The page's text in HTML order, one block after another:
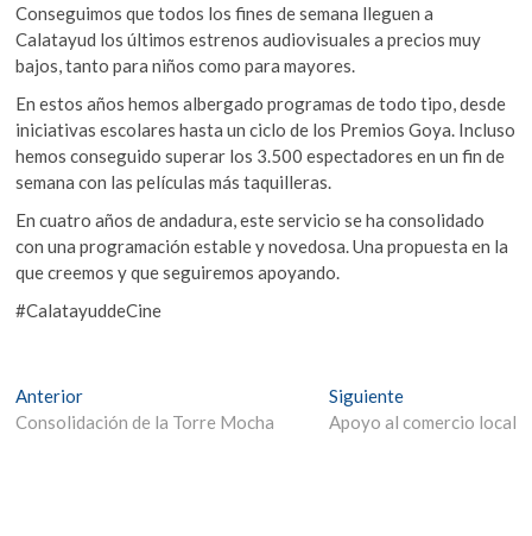
Conseguimos que todos los fines de semana lleguen a
Calatayud los últimos estrenos audiovisuales a precios muy
bajos, tanto para niños como para mayores.
En estos años hemos albergado programas de todo tipo, desde
iniciativas escolares hasta un ciclo de los Premios Goya. Incluso
hemos conseguido superar los 3.500 espectadores en un fin de
semana con las películas más taquilleras.
En cuatro años de andadura, este servicio se ha consolidado
con una programación estable y novedosa. Una propuesta en la
que creemos y que seguiremos apoyando.
#CalatayuddeCine
Navegación
de
AnteriorEntrada
anterior:
Consolidación de la Torre Mocha
SiguienteEntrada
siguiente:
Apoyo al comercio local